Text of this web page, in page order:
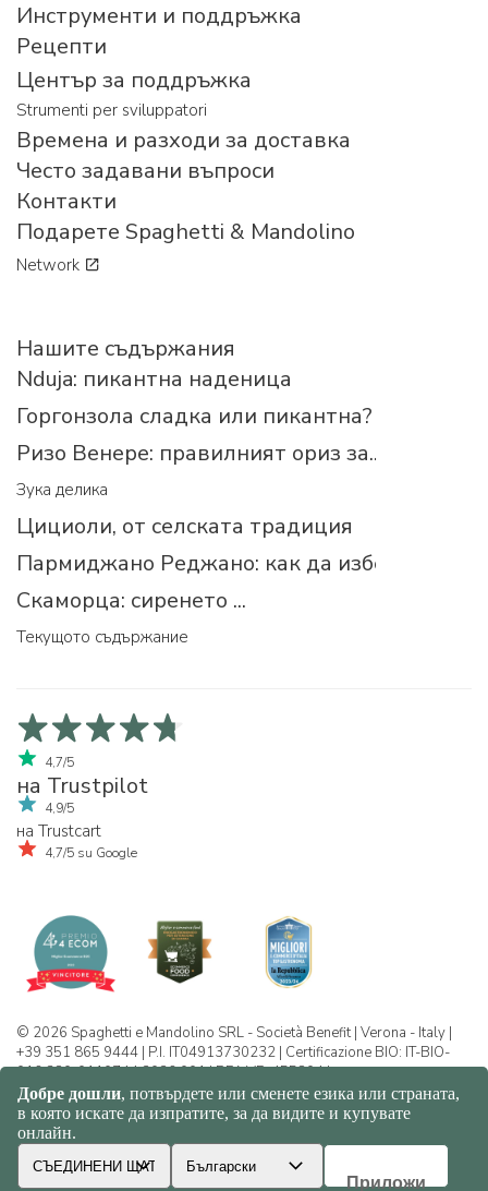
Инструменти и поддръжка
Рецепти
Център за поддръжка
Strumenti per sviluppatori
Времена и разходи за доставка
Често задавани въпроси
Контакти
Подарете Spaghetti & Mandolino
Network
Нашите съдържания
Nduja: пикантна наденица
Горгонзола сладка или пикантна?
Ризо Венере: правилният ориз за...
Зука делика
Цициоли, от селската традиция
Пармиджано Реджано: как да изберем
Скаморца: сиренето ...
Текущото съдържание
4,7/5
на Trustpilot
4,9/5
на Trustcart
4,7/5 su Google
© 2026 Spaghetti e Mandolino SRL - Società Benefit | Verona - Italy |
+39 351 865 9444 | P.I. IT04913730232 | Certificazione BIO: IT-BIO-
016.380-0110744.2026.001 | REA VR-455804 |
Политика за конфиденциалност и
бисквитки
|